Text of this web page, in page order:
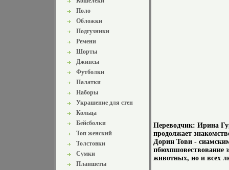
Поло
Обложки
Подгузники
Ремени
Шорты
Джинсы
Футболки
Палатки
Наборы
Украшение для стен
Кольца
Бейсболки
Топ женский
Толстовки
Сумки
Планшеты
Переводчик: Ирина
продолжает
Дорин Тови -
пбюхпшовествование
животных, но и всех